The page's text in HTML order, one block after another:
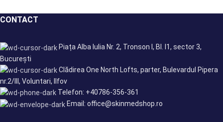
CONTACT
Piața Alba Iulia Nr. 2, Tronson I, Bl. I1, sector 3,
București
Clădirea One North Lofts, parter, Bulevardul Pipera
nr.2/III, Voluntari, Ilfov
Telefon: +40786-356-361
Email: office@skinmedshop.ro